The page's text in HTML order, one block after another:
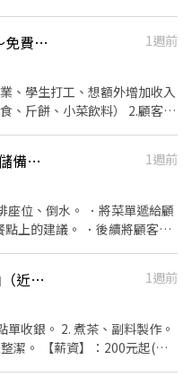
在找尋工作夥伴，歡迎對咖
合排班，一週需要配合排班4-5
［林口店］～交通便利環境優～免費員工餐～餐飲內外場人員5名
1週前
、學生打工、想額外增加收入
健保、
班時段 早
排班8-10
金、業績達成獎金、年度紅
人員需要做餐飲體檢）（自
墨竹亭｜燃麵本家 林口長庚店 儲備幹部/長期工讀生
1週前
座位、倒水。 ．將菜單遞給顧
上的建議。 ．後續將顧客點
．擔任廚師的助手，處理烹飪
事務。 ．負責洗、剝、削、
設備和餐具。 ．準備不同餐點
與重量。 ．負責擺盤、打包
清心福全-早晚班計時人員/龜山（近體大、長庚）
1週前
元起(依